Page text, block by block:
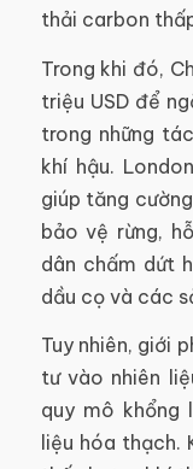
thải carbon
Trong khi đó,
triệu USD để
trong những
khí hậu.
giúp tăng
bảo vệ rừng,
dân chấm dứt
dầu cọ và các
Tuy nhiên, giới
tư vào nhiên
quy mô khổng
liệu hóa thạch.